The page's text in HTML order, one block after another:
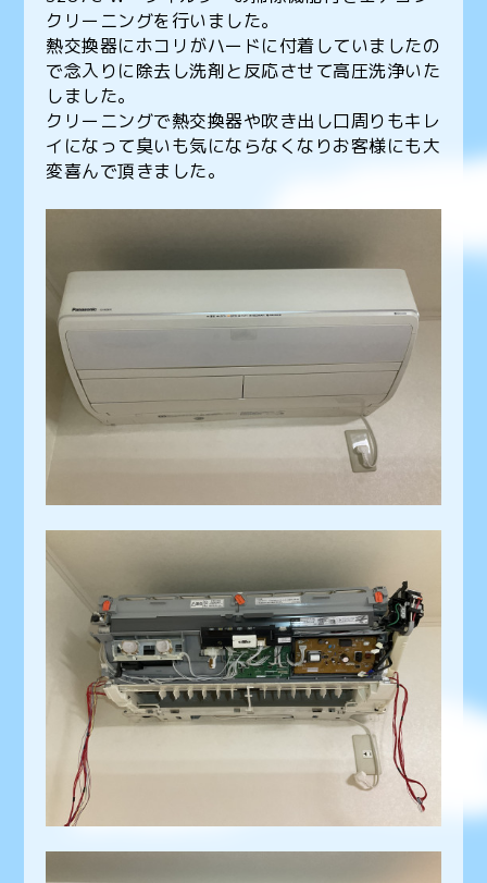
クリーニングを行いました。
熱交換器にホコリがハードに付着していましたの
で念入りに除去し洗剤と反応させて高圧洗浄いた
しました。
クリーニングで熱交換器や吹き出し口周りもキレ
イになって臭いも気にならなくなりお客様にも大
変喜んで頂きました。